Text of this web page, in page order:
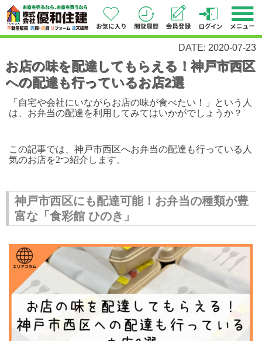
DATE: 2020-07-23
お店の味を配達してもらえる！神戸市西区
への配達も行っているお店2選
「自宅や会社にいながらお店の味が食べたい！」という人
は、お弁当の配達を利用してみてはいかがでしょうか？
この記事では、神戸市西区へお弁当の配達も行っている人
気のお店を2つ紹介します。
神戸市西区にも配達可能！お弁当の種類が豊
富な「食彩館 ひのき」